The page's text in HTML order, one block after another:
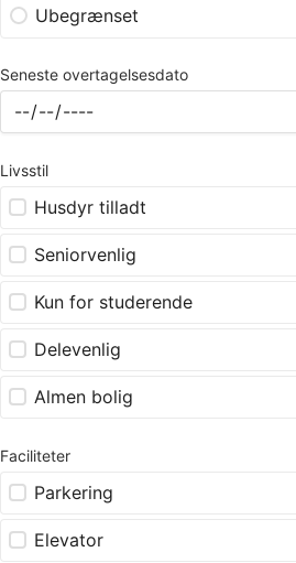
Ubegrænset
Seneste overtagelsesdato
Livsstil
Husdyr tilladt
Seniorvenlig
Kun for studerende
Delevenlig
Almen bolig
Faciliteter
Parkering
Elevator